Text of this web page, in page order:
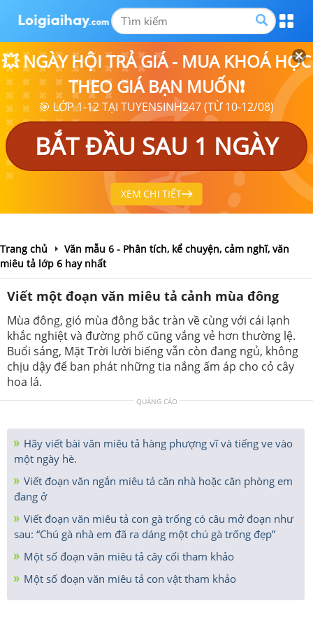
💥 NGÀY HỘI TRẢ GIÁ - MUA KHOÁ HỌC
THEO GIÁ BẠN MUỐN❗
🎯 LỚP 1-12 TẠI TUYENSINH247 (TỪ 10-12/08)
BẮT ĐẦU SAU 1 NGÀY
XEM CHI TIẾT
Trang chủ
Văn mẫu 6 - Phân tích, kể chuyện, cảm nghĩ, văn
miêu tả lớp 6 hay nhất
Viết một đoạn văn miêu tả cảnh mùa đông
Mùa đông, gió mùa đông bắc tràn về cùng với cái lạnh
khắc nghiệt và đường phố cũng vắng vẻ hơn thường lệ.
Buổi sáng, Mặt Trời lười biếng vẫn còn đang ngủ, không
chịu dậy để ban phát những tia nắng ấm áp cho cỏ cây
hoa lá.
QUẢNG CÁO
Hãy viết bài văn miêu tả hàng phượng vĩ và tiếng ve vào
một ngày hè.
Viết đoạn văn ngắn miêu tả căn nhà hoặc căn phòng em
đang ở
Viết đoạn văn miêu tả con gà trống có câu mở đoạn như
sau: “Chú gà nhà em đã ra dáng một chú gà trống đẹp”
Một số đoạn văn miêu tả cây cối tham khảo
Một số đoạn văn miêu tả con vật tham khảo